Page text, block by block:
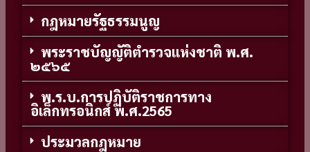
กฎหมายรัฐธรรมนูญ
พระราชบัญญัติตำรวจแห่งชาติ พ.ศ.
๒๕๖๕
พ.ร.บ.การปฏิบัติราชการทาง
อิเล็กทรอนิกส์ พ.ศ.2565
ประมวลกฎหมาย